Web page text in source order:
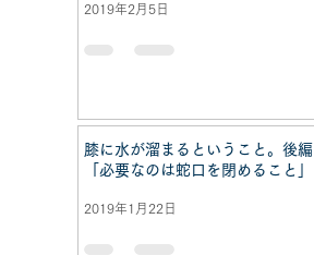
2019年2月5日
膝に水が溜まるということ。後編
「必要なのは蛇口を閉めること」
2019年1月22日